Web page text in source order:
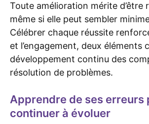
Toute amélioration mérite d’être
même si elle peut sembler
Célébrer chaque réussite
et l’engagement, deux éléments
développement continu des
résolution de problèmes.
Apprendre de ses erreurs
continuer à évoluer